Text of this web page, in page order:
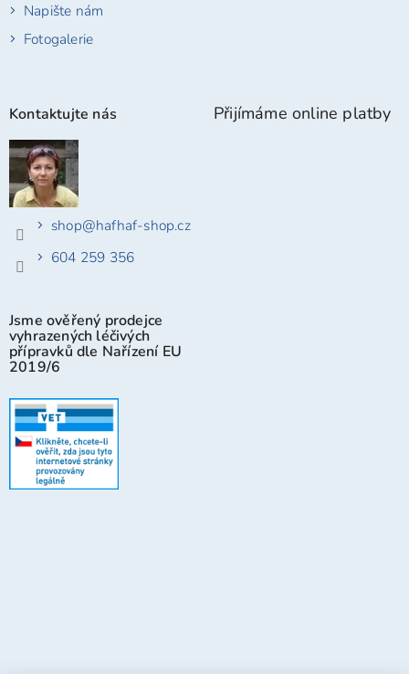
Napište nám
Fotogalerie
Kontaktujte nás
shop@hafhaf-shop.cz
604 259 356
Jsme ověřený prodejce
vyhrazených léčivých
přípravků dle Nařízení EU
2019/6
Přijímáme online platby